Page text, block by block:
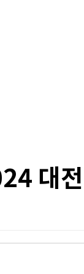
대